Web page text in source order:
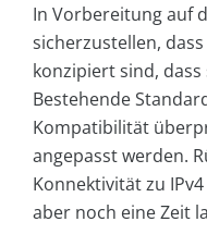
In Vorbereitung auf
sicherzustellen,
konzipiert sind,
Bestehende
Kompatibilität
angepasst werden.
Konnektivität zu
aber noch eine Zeit